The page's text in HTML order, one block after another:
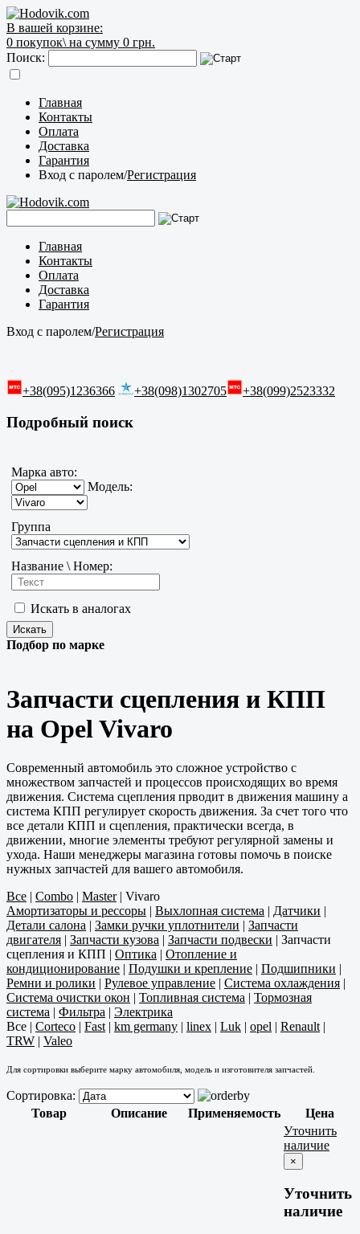
В вашей корзине:
0 покупок\ на сумму 0 грн.
Поиск:
Главная
Контакты
Оплата
Доставка
Гарантия
Вход с паролем/Регистрация
Главная
Контакты
Оплата
Доставка
Гарантия
Вход с паролем/Регистрация
+38(095)1236366 +38(098)1302705 +38(099)2523332
Подробный поиск
Марка авто:
Модель:
Группа
Название \ Номер:
Искать в аналогах
Подбор по марке
Запчасти сцепления и КПП
на Opel Vivaro
Современный автомобиль это сложное устройство с
множеством запчастей и процессов происходящих во время
движения. Система сцепления прводит в движения машину а
система КПП регулирует скорость движения. За счет того что
все детали КПП и сцепления, практически всегда, в
движении, многие элементы требуют регулярной замены и
ухода. Наши менеджеры магазина готовы помочь в поиске
нужных запчастей для вашего автомобиля.
Все | Combo | Master| Vivaro
Амортизаторы и рессоры | Выхлопная система | Датчики |
Детали салона | Замки ручки уплотнители | Запчасти
двигателя | Запчасти кузова | Запчасти подвески | Запчасти
сцепления и КПП | Оптика | Отопление и
кондиционирование | Подушки и крепление | Подшипники |
Ремни и ролики | Рулевое управление | Система охлаждения |
Система очистки окон | Топливная система | Тормозная
система | Фильтра | Электрика
Все | Corteco | Fast | km germany | linex | Luk | opel | Renault |
TRW | Valeo
Для сортировки выберите марку автомобиля, модель и изготовителя запчастей.
Сортировка:
Товар
Описание Применяемость Цена
Уточнить
наличие
×
Уточнить
наличие